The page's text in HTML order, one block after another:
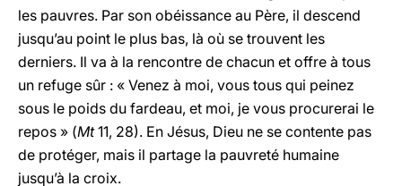
les pauvres. Par son obéissance au Père, il descend
jusqu’au point le plus bas, là où se trouvent les
derniers. Il va à la rencontre de chacun et offre à tous
un refuge sûr : « Venez à moi, vous tous qui peinez
sous le poids du fardeau, et moi, je vous procurerai le
repos » (Mt11, 28). En Jésus, Dieu ne se contente pas
de protéger, mais il partage la pauvreté humaine
jusqu’à la croix.